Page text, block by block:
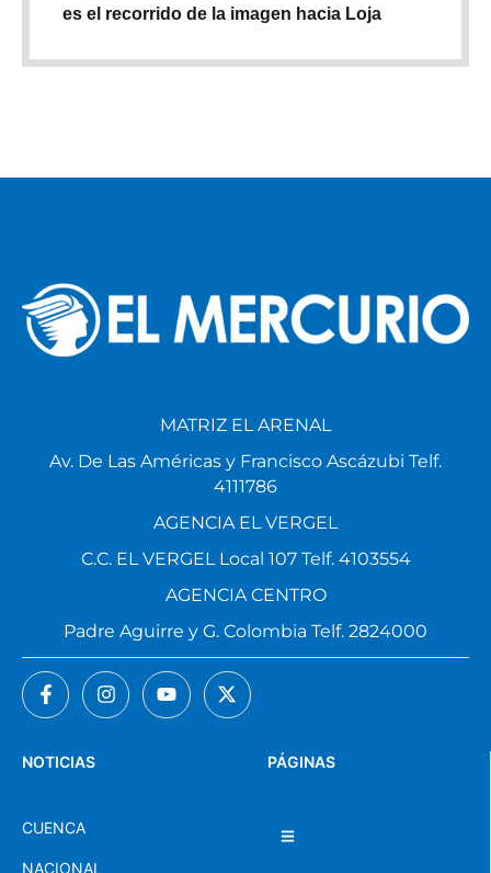
es el recorrido de la imagen hacia Loja
PÁGINAS
NOTICIAS
CUENCA
NACIONAL
MATRIZ EL ARENAL
Av. De Las Américas y Francisco Ascázubi Telf.
4111786
AGENCIA EL VERGEL
C.C. EL VERGEL Local 107 Telf. 4103554
AGENCIA CENTRO
Padre Aguirre y G. Colombia Telf. 2824000